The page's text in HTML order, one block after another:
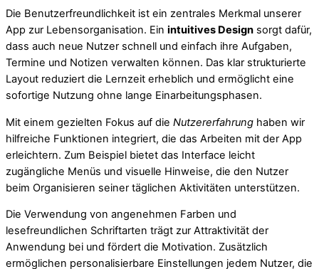
Die Benutzerfreundlichkeit ist ein zentrales Merkmal unserer
App zur Lebensorganisation. Ein intuitives Design sorgt dafür,
dass auch neue Nutzer schnell und einfach ihre Aufgaben,
Termine und Notizen verwalten können. Das klar strukturierte
Layout reduziert die Lernzeit erheblich und ermöglicht eine
sofortige Nutzung ohne lange Einarbeitungsphasen.
Mit einem gezielten Fokus auf die Nutzererfahrung haben wir
hilfreiche Funktionen integriert, die das Arbeiten mit der App
erleichtern. Zum Beispiel bietet das Interface leicht
zugängliche Menüs und visuelle Hinweise, die den Nutzer
beim Organisieren seiner täglichen Aktivitäten unterstützen.
Die Verwendung von angenehmen Farben und
lesefreundlichen Schriftarten trägt zur Attraktivität der
Anwendung bei und fördert die Motivation. Zusätzlich
ermöglichen personalisierbare Einstellungen jedem Nutzer, die